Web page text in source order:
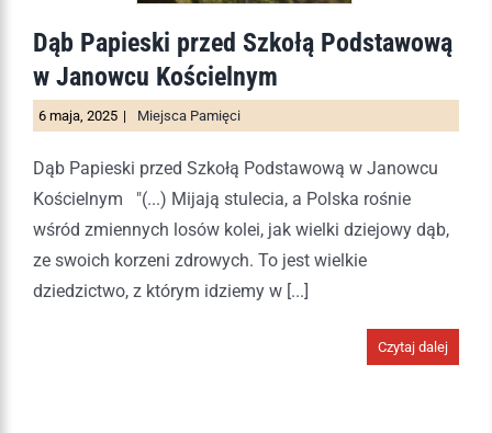
Dąb Papieski przed Szkołą Podstawową
w Janowcu Kościelnym
6 maja, 2025 | Miejsca Pamięci
Dąb Papieski przed Szkołą Podstawową w Janowcu
Kościelnym "(...) Mijają stulecia, a Polska rośnie
wśród zmiennych losów kolei, jak wielki dziejowy dąb,
ze swoich korzeni zdrowych. To jest wielkie
dziedzictwo, z którym idziemy w [...]
Czytaj dalej